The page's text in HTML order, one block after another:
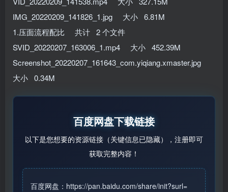
IMG_20220209_141826_1.jpg 大小 6.81M
1.压面流程配比 共计 2 个文件
SVID_20220207_163006_1.mp4 大小 452.39M
Screenshot_20220207_161643_com.yiqiang.xmaster.jpg
大小 0.34M
百度网盘下载链接
以下是您想要的资源链接（关键信息已隐藏），注册即可
获取完整内容！
百度网盘：https://pan.baidu.com/share/init?surl=